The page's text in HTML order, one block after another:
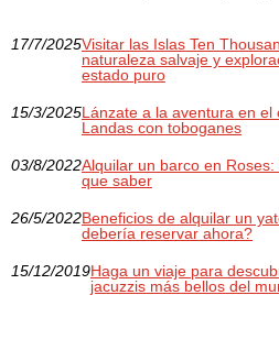
17/7/2025Visitar las Islas Ten
naturaleza salvaje y
estado puro
15/3/2025Lánzate a la aventura en el
Landas con toboganes
03/8/2022Alquilar un barco en
que saber
26/5/2022Beneficios de alquilar un
debería reservar ahora?
15/12/2019Haga un viaje para
jacuzzis más bellos del